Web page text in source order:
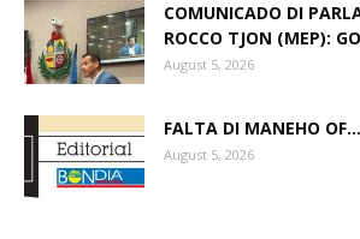
COMUNICADO DI
ROCCO TJON (MEP):
August 5, 2026
FALTA DI MANEHO
August 5, 2026